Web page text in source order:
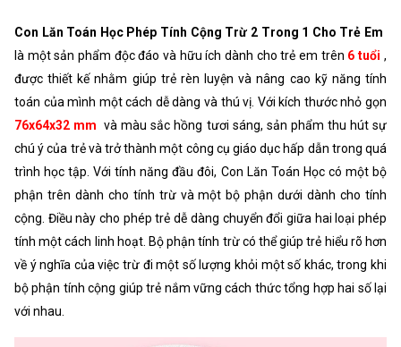
Con Lăn Toán Học Phép Tính Cộng Trừ 2 Trong 1 Cho Trẻ Em
là một sản phẩm độc đáo và hữu ích dành cho trẻ em trên 6 tuổi ,
được thiết kế nhằm giúp trẻ rèn luyện và nâng cao kỹ năng tính
toán của mình một cách dễ dàng và thú vị. Với kích thước nhỏ gọn
76x64x32 mm và màu sắc hồng tươi sáng, sản phẩm thu hút sự
chú ý của trẻ và trở thành một công cụ giáo dục hấp dẫn trong quá
trình học tập. Với tính năng đầu đôi, Con Lăn Toán Học có một bộ
phận trên dành cho tính trừ và một bộ phận dưới dành cho tính
cộng. Điều này cho phép trẻ dễ dàng chuyển đổi giữa hai loại phép
tính một cách linh hoạt. Bộ phận tính trừ có thể giúp trẻ hiểu rõ hơn
về ý nghĩa của việc trừ đi một số lượng khỏi một số khác, trong khi
bộ phận tính cộng giúp trẻ nắm vững cách thức tổng hợp hai số lại
với nhau.